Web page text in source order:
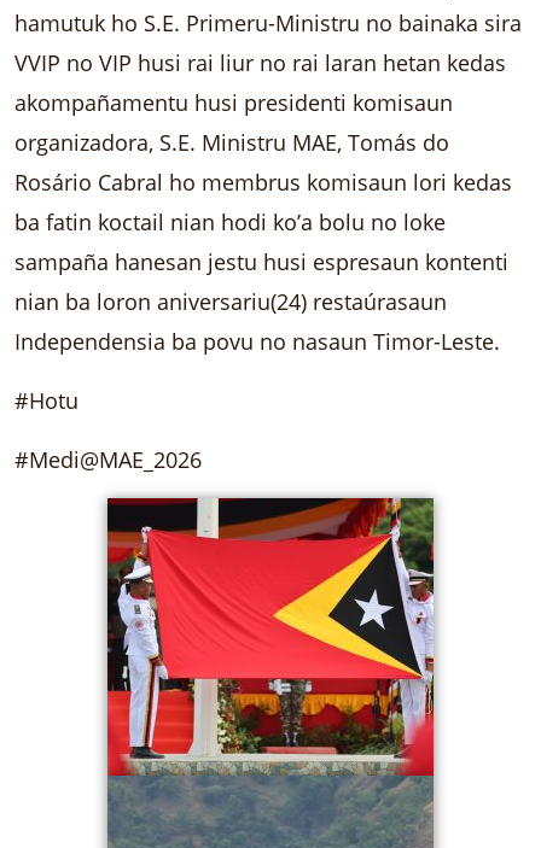
hamutuk ho S.E. Primeru-Ministru no bainaka sira
VVIP no VIP husi rai liur no rai laran hetan kedas
akompañamentu husi presidenti komisaun
organizadora, S.E. Ministru MAE, Tomás do
Rosário Cabral ho membrus komisaun lori kedas
ba fatin koctail nian hodi ko’a bolu no loke
sampaña hanesan jestu husi espresaun kontenti
nian ba loron aniversariu(24) restaúrasaun
Independensia ba povu no nasaun Timor-Leste.
#Hotu
#Medi@MAE_2026